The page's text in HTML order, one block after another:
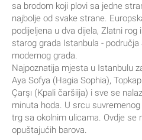
sa brodom koji plovi sa jedne
najbolje od svake strane.
podijeljena u dva dijela, Zlatni rog
starog grada Istanbula - područja
modernog grada.
Najpoznatija mjesta u Istanbulu
Aya Sofya (Hagia Sophia),
Çarşı (Kpali čaršiija) i sve se
minuta hoda. U srcu
trg sa okolnim ulicama. Ovdje se
opuštajućih barova.